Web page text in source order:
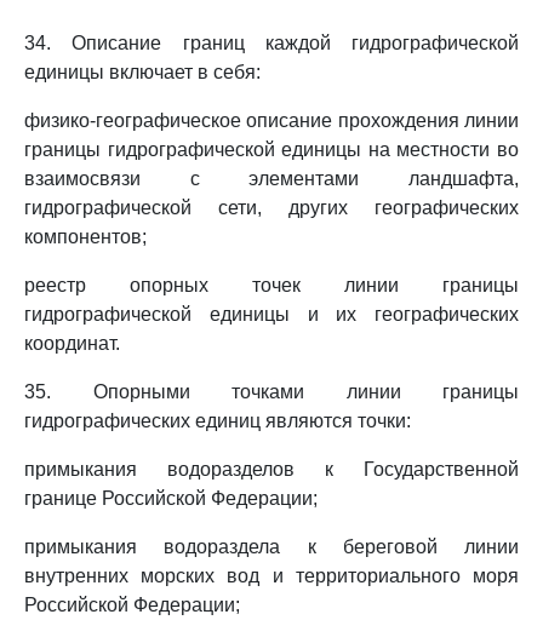
34. Описание границ каждой гидрографической
единицы включает в себя:
физико-географическое описание прохождения линии
границы гидрографической единицы на местности во
взаимосвязи с элементами ландшафта,
гидрографической сети, других географических
компонентов;
реестр опорных точек линии границы
гидрографической единицы и их географических
координат.
35. Опорными точками линии границы
гидрографических единиц являются точки:
примыкания водоразделов к Государственной
границе Российской Федерации;
примыкания водораздела к береговой линии
внутренних морских вод и территориального моря
Российской Федерации;